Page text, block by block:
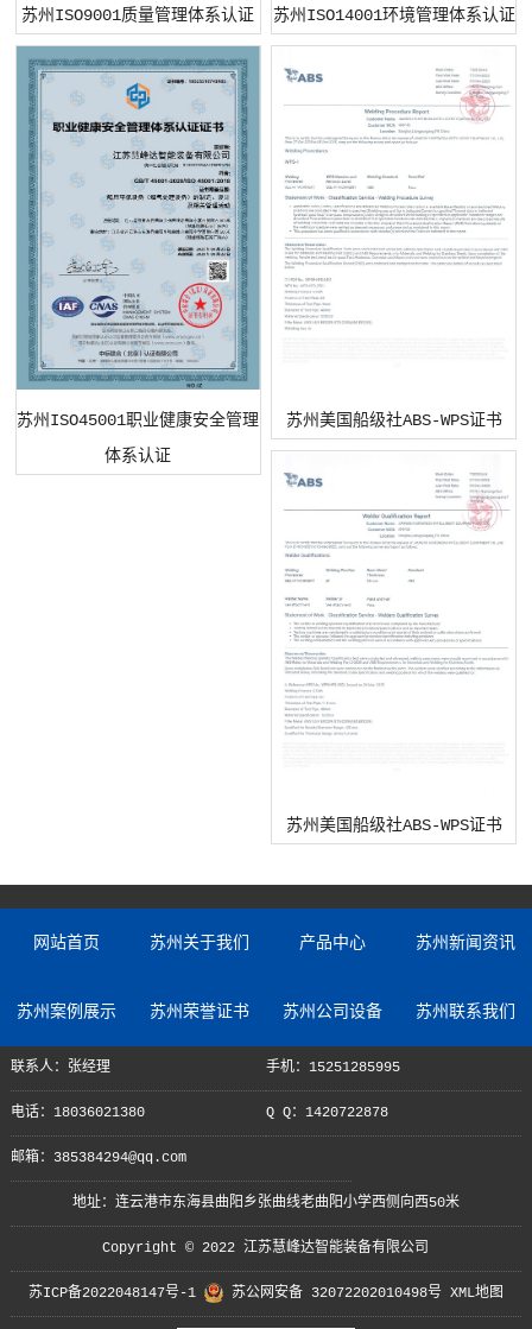
苏州ISO9001质量管理体系认证 苏州ISO14001环境管理体系认证
苏州ISO45001职业健康安全管理
体系认证
苏州美国船级社ABS-WPS证书
苏州美国船级社ABS-WPS证书
网站首页 苏州关于我们 产品中心 苏州新闻资讯
苏州案例展示 苏州荣誉证书 苏州公司设备 苏州联系我们
联系人：张经理 手机：15251285995
电话：18036021380 Q Q：1420722878
邮箱：385384294@qq.com
地址：连云港市东海县曲阳乡张曲线老曲阳小学西侧向西50米
Copyright © 2022 江苏慧峰达智能装备有限公司
苏ICP备2022048147号-1 苏公网安备 32072202010498号 XML地图